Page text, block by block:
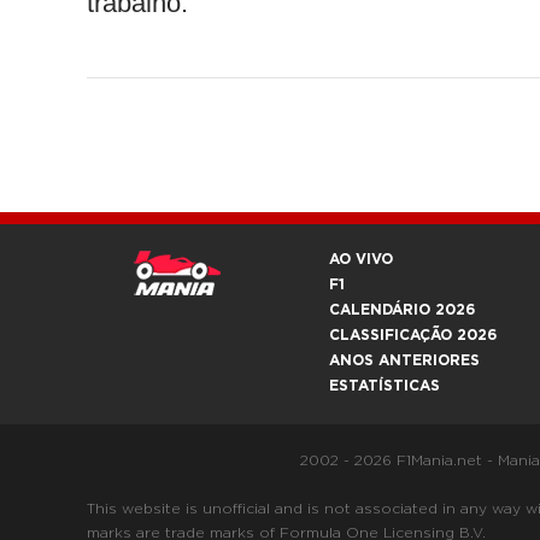
AO VIVO
F1
CALENDÁRIO 2026
CLASSIFICAÇÃO 2026
ANOS ANTERIORES
ESTATÍSTICAS
2002 - 2026 F1Mania.net -
This website is unofficial and is not associated in any way
marks are trade marks of Formula One Licensing B.V.